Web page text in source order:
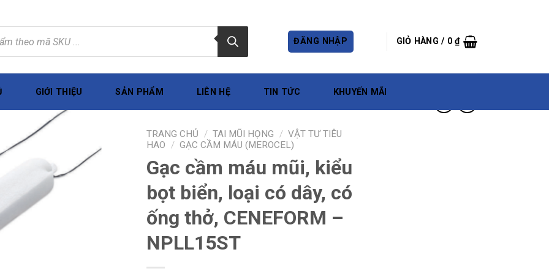
ĐĂNG NHẬP GIỎ HÀNG / 0₫
GIỚI THIỆU SẢN PHẨM LIÊN HỆ TIN TỨC KHUYẾN MÃI
TRANG CHỦ / TAI MŨI HỌNG / VẬT TƯ TIÊU
HAO / GẠC CẦM MÁU (MEROCEL)
Gạc cầm máu mũi, kiểu
bọt biển, loại có dây, có
ống thở, CENEFORM –
NPLL15ST